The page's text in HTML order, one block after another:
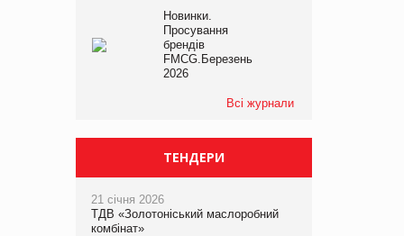
Новинки.
Просування
брендів
FMCG.Березень
2026
Всі журнали
ТЕНДЕРИ
21 січня 2026
ТДВ «Золотоніський маслоробний
комбінат»